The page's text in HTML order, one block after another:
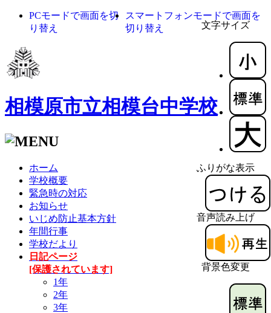
文字サイズ
ふりがな表示
音声読み上げ
背景色変更
PCモードで画面を切
り替え
スマートフォンモードで画面を
切り替え
相模原市立相模台中学校
ホーム
学校概要
緊急時の対応
お知らせ
いじめ防止基本方針
年間行事
学校だより
日記ページ
[保護されています]
1年
2年
3年